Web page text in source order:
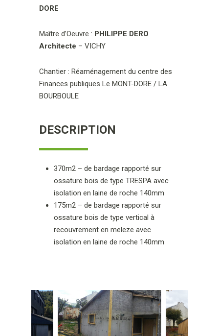
DORE
Maître d’Oeuvre : PHILIPPE DERO
Architecte – VICHY
Chantier : Réaménagement du centre des
Finances publiques Le MONT-DORE / LA
BOURBOULE
DESCRIPTION
370m2 – de bardage rapporté sur
ossature bois de type TRESPA avec
isolation en laine de roche 140mm
175m2 – de bardage rapporté sur
ossature bois de type vertical à
recouvrement en meleze avec
isolation en laine de roche 140mm